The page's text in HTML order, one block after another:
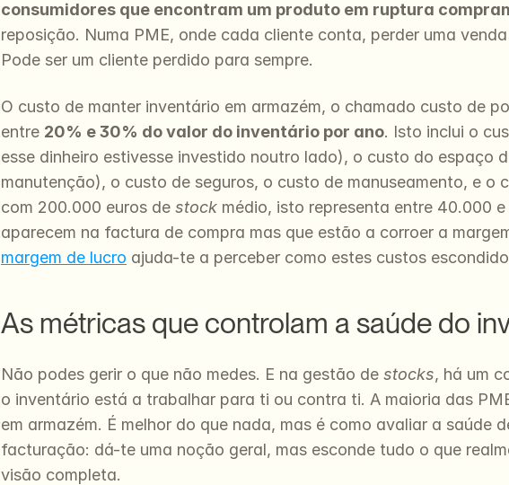
consumidores que encontram um produto em ruptura
reposição. Numa PME, onde cada cliente conta, perder uma
Pode ser um cliente perdido para sempre.
O custo de manter inventário em armazém, o chamado custo de
entre 20% e 30% do valor do inventário por ano. Isto inclui o
esse dinheiro estivesse investido noutro lado), o custo do espaço
manutenção), o custo de seguros, o custo de manuseamento, e o
com 200.000 euros de stock médio, isto representa entre 40.000
aparecem na factura de compra mas que estão a corroer a
margem de lucro ajuda-te a perceber como estes custos
As métricas que controlam a saúde do
Não podes gerir o que não medes. E na gestão de stocks, há um
o inventário está a trabalhar para ti ou contra ti. A maioria das
em armazém. É melhor do que nada, mas é como avaliar a saúde
facturação: dá-te uma noção geral, mas esconde tudo o que
visão completa.